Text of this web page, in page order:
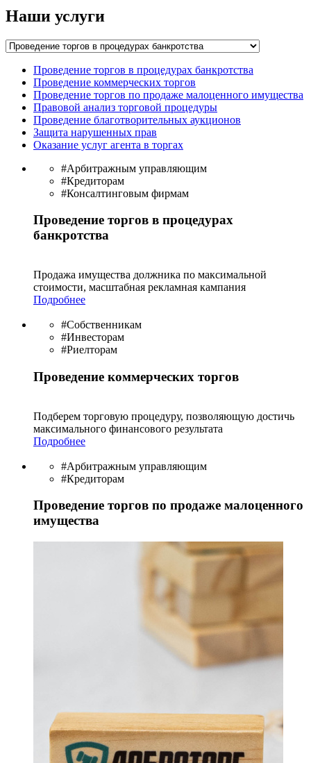
Наши услуги
Проведение торгов в процедурах банкротства
Проведение коммерческих торгов
Проведение торгов по продаже малоценного имущества
Правовой анализ торговой процедуры
Проведение благотворительных аукционов
Защита нарушенных прав
Оказание услуг агента в торгах
#Арбитражным управляющим
#Кредиторам
#Консалтинговым фирмам
Проведение торгов в процедурах
банкротства
Продажа имущества должника по максимальной
стоимости, масштабная рекламная кампания
Подробнее
#Собственникам
#Инвесторам
#Риелторам
Проведение коммерческих торгов
Подберем торговую процедуру, позволяющую достичь
максимального финансового результата
Подробнее
#Арбитражным управляющим
#Кредиторам
Проведение торгов по продаже малоценного
имущества